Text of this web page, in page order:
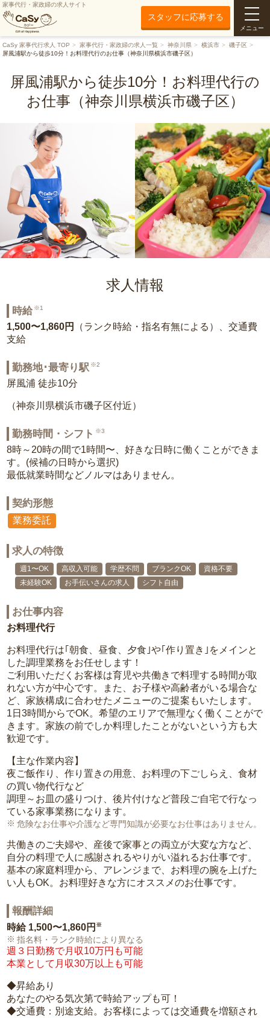
家事代行・家政婦の求人サイト
スタッフに応募する
メニュー
CaSy 家事代行求人 TOP 家事代行・家政婦の求人一覧 神奈川県 横浜市
磯子区
屏風浦駅から徒歩10分！お料理代行のお仕事（神奈川県横浜市磯子区）
屏風浦駅から徒歩10分！お料理代行の
お仕事（神奈川県横浜市磯子区）
求人情報
時給 ※1
1,500〜1,860円
（ランク時給・指名有無による）、交通費
支給
勤務地･最寄り駅 ※2
屏風浦 徒歩10分
（神奈川県横浜市磯子区付近）
勤務時間・シフト ※3
8時～20時の間で1時間〜、好きな日時に働くことができま
す。(候補の日時から選択)
最低就業時間などノルマはありません。
契約形態
業務委託
求人の特徴
週1〜OK 高収入可能 学歴不問 ブランクOK
資格不要
未経験OK
お手伝いさんの求人 シフト自由
お仕事内容
お料理代行
お料理代行は｢朝食、昼食、夕食｣や｢作り置き｣をメインと
した調理業務をお任せします！
ご利用いただくお客様は育児や共働きで料理する時間が取
れない方が中心です。また、お子様や高齢者がいる場合な
ど、家族構成に合わせたメニューのご提案もいたします。
1日3時間からでOK。希望のエリアで無理なく働くことがで
きます。家族の前でしか料理したことがないという方も大
歓迎です。
【主な作業内容】
夜ご飯作り、作り置きの用意、お料理の下ごしらえ、食材
の買い物代行など
調理～お皿の盛りつけ、後片付けなど普段ご自宅で行なっ
ている家事業務になります。
危険なお仕事や介護など専門知識が必要なお仕事はありません。
共働きのご夫婦や、産後で家事との両立が大変な方など、
自分の料理で人に感謝されるやりがい溢れるお仕事です。
基本の家庭料理から、アレンジまで、お料理の腕を上げた
い人もOK。お料理好きな方にオススメのお仕事です。
報酬詳細
時給 1,500〜1,860円 ※
指名料・ランク時給により異なる
週３日勤務で月収10万円も可能
本業として月収30万以上も可能
◆昇給あり
あなたのやる気次第で時給アップも可！
◆交通費：別途支給。お客様によっては交通費を増額され